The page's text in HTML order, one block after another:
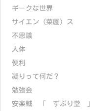
ギークな世界
サイエン（菜園）ス
不思議
人体
便利
凝りって何だ？
勉強会
安楽鍼 「 ずぶり堂 」